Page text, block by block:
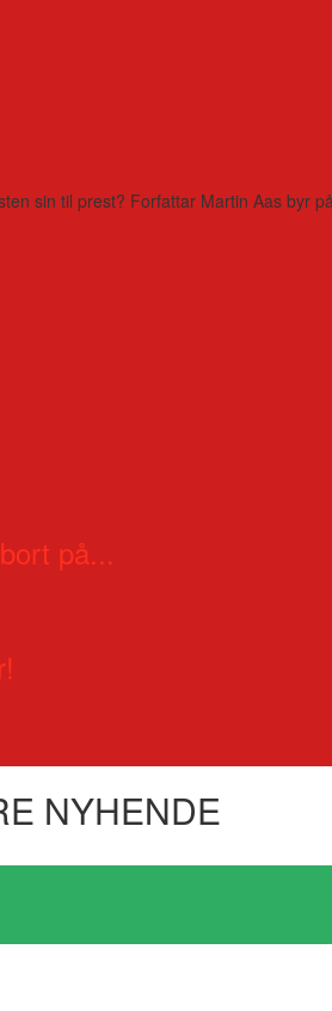
sin til prest? Forfattar Martin Aas byr
på...
NYHENDE